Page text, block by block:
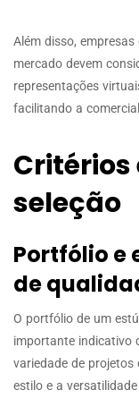
Além disso,
mercado devem
representações
facilitando a
Critérios
seleção
Portfólio e
de
O portfólio de um
importante indicativo
variedade de
estilo e a